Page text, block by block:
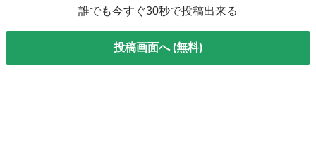
誰でも今すぐ30秒で投稿出来る
投稿画面へ (無料)